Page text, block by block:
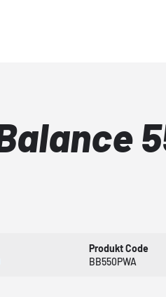
Produkt Code
BB550PWA